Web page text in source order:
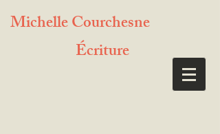
Michelle Courchesne
Écriture